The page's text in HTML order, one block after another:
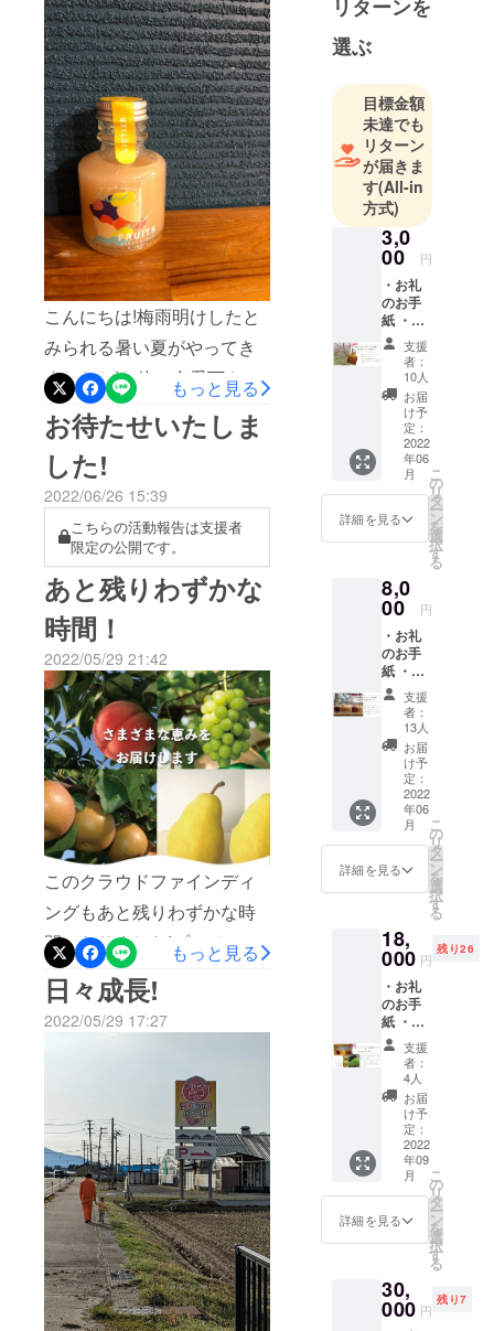
は、、、天候にも恵まれ順
調に栽培できほっとしてい
ます!届いた方から嬉しい
メッセージがまたまた届き
ました!とても楽しみにして
いた返礼品が届きました！
沢山届いて驚きました。冷
やした桃は甘く、ねっとり
した食感で美味しい！嬉し
い感想ありがとうございま
す!桃のピークもあと半分が
んばります!このあと葡萄、
梨と続きます。来月には葡
萄、梨の収穫のピークを迎
えます。もう少しお待ち頂
けると嬉しいです。
こんにちは!梅雨明けしたと
みられる暑い夏がやってき
ましたね!お体ご自愛下さい!
クラウドファインディング
の返礼品が届いた方からこ
んな嬉しいメッセージが届
いたので紹介させて頂きま
す!心のこもったお手紙付き
でした。造り手のさんのお
気持ちが良く伝わりました
(emoji)味も、そこらの物と
は違う、本当に素材の良い
物だねーと関心していまし
た(emoji)ヨーグルトに混ぜ
て食べるのが楽しみです!
ソーダで割って使いたい!な
どなど嬉しいメッセージあ
りがとうございました!
もっと見る
お待たせいたしま
した!
2022/06/26 15:39
こちらの活動報告は支援者
限定の公開です。
あと残りわずかな
時間！
2022/05/29 21:42
このクラウドファインディ
ングもあと残りわずかな時
間になりました!プロジェク
トをとおして感じたことは
挑戦して本当によかったと
思っています!スタートした
なりありました。ですが、
今はたくさんの方に支援し
ていただいたり中には応援
メッセージも送ってもらえ
たり勇気をたくさんもらう
ことができました！本当に
感謝です。ありがとうござ
います。このプロジェクト
もっと見る
日々成長!
2022/05/29 17:27
リターンを
選ぶ
目標金額
未達でも
リターン
が届きま
す(All-in
方式)
3,0
00 円
・お礼
のお手
紙 ・新
潟フ
ルーツ
シロッ
プ（仮
名称）
お任せ
サンプ
ル（80g
入り）
１本 ※
返礼品
として
お届け
潟フ
ルーツ
シロッ
プはサ
ンプル
段階の
ものに
なりま
す。も
ちろん
味や品
質は保
証いた
します
が、原
材料や
表記に
場合が
あるた
め、現
時点で
は明記
してお
りませ
ん。 ※
原材料
に含ま
れるア
レルゲ
ン：も
（桃、
黄桃の
み）
支援
者：
10人
お届
け予
定：
2022
年06
月
詳細を見る
こ
の
リ
タ
ー
ン
を
選
択
す
る
8,0
00 円
・お礼
のお手
紙 ・新
潟フ
ルーツ
シロッ
プ（仮
名称）
お任せ
サンプ
ル（80g
入り）
５本
セット
（越後
姫、黄
桃、
ル・レ
クチ
エ、巨
峰） ※
返礼品
として
お届け
する新
潟フ
ルーツ
シロッ
プはサ
ンプル
段階の
ものに
なりま
質は保
証いた
します
支援
者：
13人
お届
け予
定：
2022
年06
月
詳細を見る
こ
の
リ
タ
ー
ン
を
選
択
す
る
18,
000 円
残り26
・お礼
のお手
紙 ・新
潟フ
ルーツ
シロッ
プ（仮
名称）
お任せ
サンプ
（300g
入り）
５本
セット
・フ
童夢
「秋の
フルー
支援
者：
4人
お届
け予
定：
2022
年09
月
詳細を見る
こ
の
リ
タ
ー
ン
を
選
択
す
る
30,
000 円
残り7